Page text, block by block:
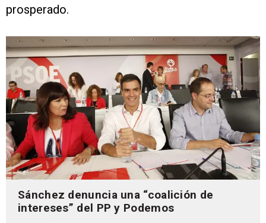
prosperado.
Sánchez denuncia una “coalición de
intereses” del PP y Podemos